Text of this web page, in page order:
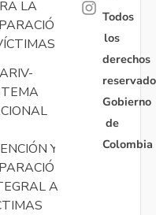
LA
Y
A
Todos
los
derechos
Gobierno
de
Colombia